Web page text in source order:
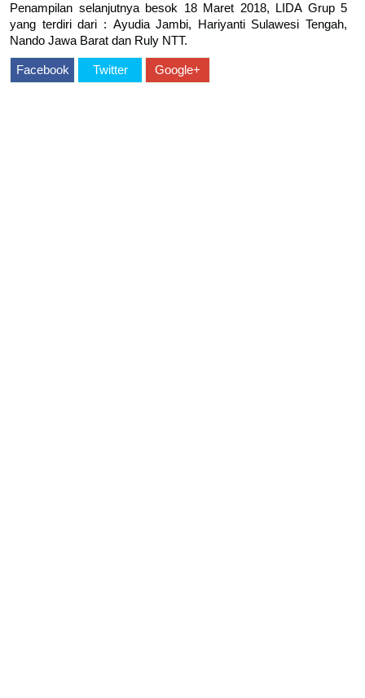
Penampilan selanjutnya besok 18 Maret 2018, LIDA Grup 5
yang terdiri dari : Ayudia Jambi, Hariyanti Sulawesi Tengah,
Nando Jawa Barat dan Ruly NTT.
Facebook Twitter Google+